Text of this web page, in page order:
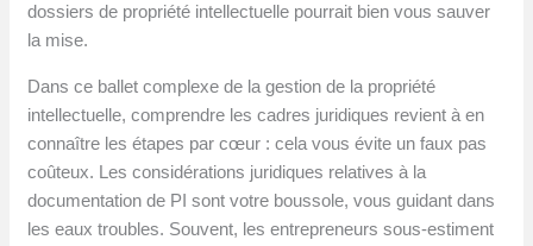
dossiers de propriété intellectuelle pourrait bien vous sauver
la mise.
Dans ce ballet complexe de la gestion de la propriété
intellectuelle, comprendre les cadres juridiques revient à en
connaître les étapes par cœur : cela vous évite un faux pas
coûteux. Les considérations juridiques relatives à la
documentation de PI sont votre boussole, vous guidant dans
les eaux troubles. Souvent, les entrepreneurs sous-estiment